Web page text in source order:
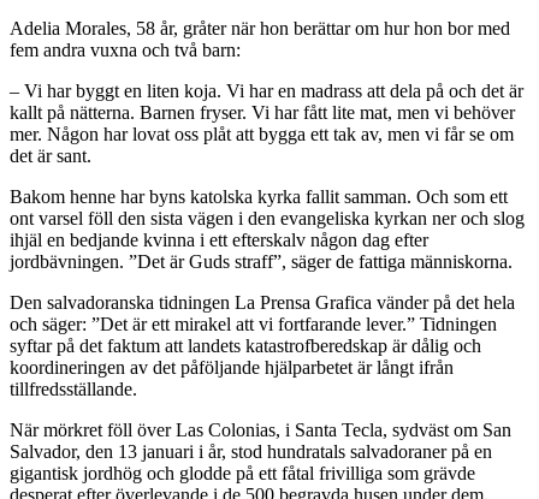
Adelia Morales, 58 år, gråter när hon berättar om hur hon bor med
fem andra vuxna och två barn:
– Vi har byggt en liten koja. Vi har en madrass att dela på och det är
kallt på nätterna. Barnen fryser. Vi har fått lite mat, men vi behöver
mer. Någon har lovat oss plåt att bygga ett tak av, men vi får se om
det är sant.
Bakom henne har byns katolska kyrka fallit samman. Och som ett
ont varsel föll den sista vägen i den evangeliska kyrkan ner och slog
ihjäl en bedjande kvinna i ett efterskalv någon dag efter
jordbävningen. ”Det är Guds straff”, säger de fattiga människorna.
Den salvadoranska tidningen La Prensa Grafica vänder på det hela
och säger: ”Det är ett mirakel att vi fortfarande lever.” Tidningen
syftar på det faktum att landets katastrofberedskap är dålig och
koordineringen av det påföljande hjälparbetet är långt ifrån
tillfredsställande.
När mörkret föll över Las Colonias, i Santa Tecla, sydväst om San
Salvador, den 13 januari i år, stod hundratals salvadoraner på en
gigantisk jordhög och glodde på ett fåtal frivilliga som grävde